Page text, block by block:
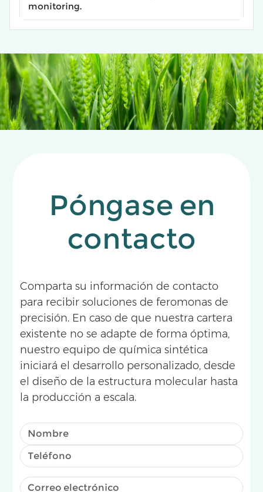
monitoring.
Póngase en
contacto
Comparta su información de contacto
para recibir soluciones de feromonas de
precisión. En caso de que nuestra cartera
existente no se adapte de forma óptima,
nuestro equipo de química sintética
iniciará el desarrollo personalizado, desde
el diseño de la estructura molecular hasta
la producción a escala.